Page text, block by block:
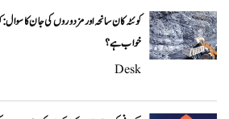
کوئٹہ کان سانحہ اور مزدوروں کی جان کا
خواب ہے؟
Desk